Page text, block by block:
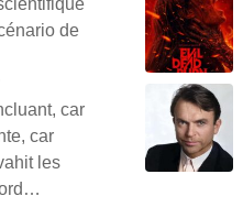
de
car
car
les